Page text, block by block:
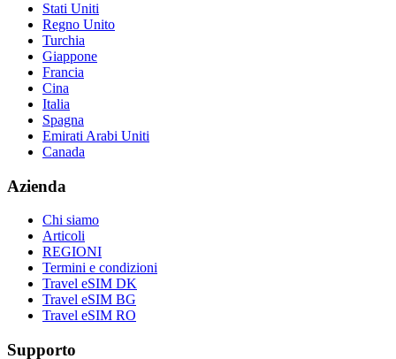
Stati Uniti
Regno Unito
Turchia
Giappone
Francia
Cina
Italia
Spagna
Emirati Arabi Uniti
Canada
Azienda
Chi siamo
Articoli
REGIONI
Termini e condizioni
Travel eSIM DK
Travel eSIM BG
Travel eSIM RO
Supporto